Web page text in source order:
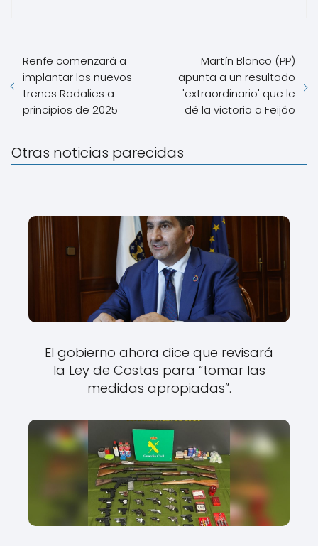
Renfe comenzará a
implantar los nuevos
trenes Rodalies a
principios de 2025
Martín Blanco (PP)
apunta a un resultado
'extraordinario' que le
dé la victoria a Feijóo
Otras noticias parecidas
El gobierno ahora dice que revisará
la Ley de Costas para “tomar las
medidas apropiadas”.